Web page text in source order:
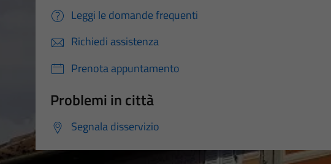
Leggi le domande frequenti
Richiedi assistenza
Prenota appuntamento
Problemi in città
Segnala disservizio